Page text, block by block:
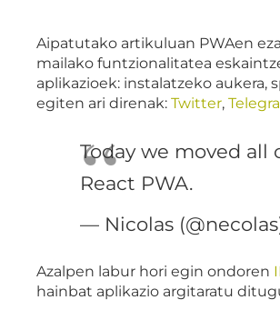
Aipatutako artikuluan PWAen
mailako funtzionalitatea
aplikazioek: instalatzeko aukera,
egiten ari direnak: Twitter,
Today we moved all
React PWA.
— Nicolas
Azalpen labur hori egin ondoren
hainbat aplikazio argitaratu